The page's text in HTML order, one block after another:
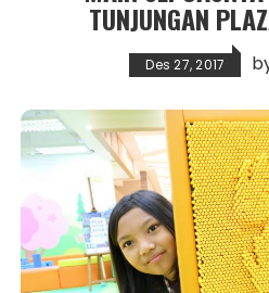
TUNJUNGAN
Des 27, 2017